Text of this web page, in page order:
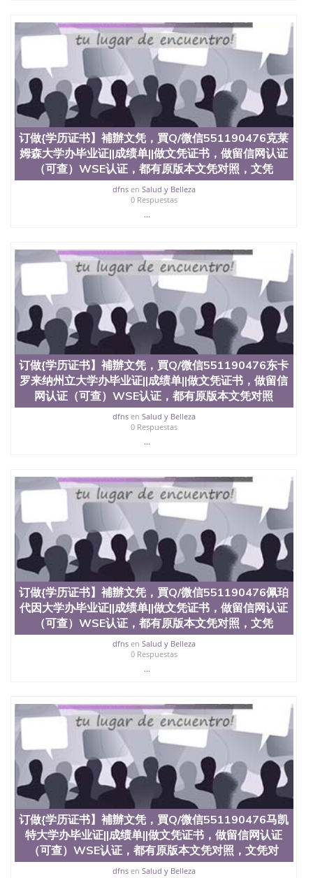
理工学院办毕业证||成绩单||做文凭证书，做留信网认
证（可查）WSE认证，都有原版本文凭对照，文凭对
照，文字图案浮雕，激光镭射，复印防伪、在读证明
Illinois Institute of Technology
订做{学历证书】補辦文凭，買Q/微信551190476克莱
姆森大学办毕业证||成绩单||做文凭证书，做留信网认证
（可查）WSE认证，都有原版本文凭对照，文凭
dfnsen Salud y Belleza
0 Respuestas
...
订做{学历证书】補辦文凭，買Q/微信551190476东卡
罗来纳州立大学办毕业证||成绩单||做文凭证书，做留信
网认证（可查）WSE认证，都有原版本文凭对照
dfnsen Salud y Belleza
0 Respuestas
...
订做{学历证书】補辦文凭，買Q/微信551190476佩珀
代因大学办毕业证||成绩单||做文凭证书，做留信网认证
（可查）WSE认证，都有原版本文凭对照，文凭
dfnsen Salud y Belleza
0 Respuestas
...
订做{学历证书】補辦文凭，買Q/微信551190476马凯
特大学办毕业证||成绩单||做文凭证书，做留信网认证
（可查）WSE认证，都有原版本文凭对照，文凭对
dfnsen Salud y Belleza